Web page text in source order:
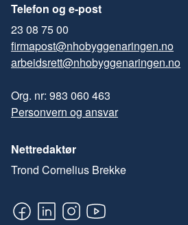
Telefon og e-post
23 08 75 00
firmapost@nhobyggenaringen.no
arbeidsrett@nhobyggenaringen.no
Org. nr: 983 060 463
Personvern og ansvar
Nettredaktør
Trond Cornelius Brekke